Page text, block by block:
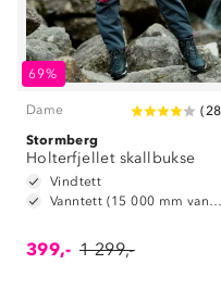
69%
Dame (28
Stormberg
Holterfjellet skallbukse
Vindtett
Vanntett (15 000 mm vannsøyle)
399,- 1 299,-